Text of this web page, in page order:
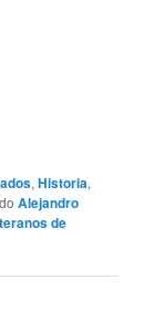
,Historia,
Alejandro
de